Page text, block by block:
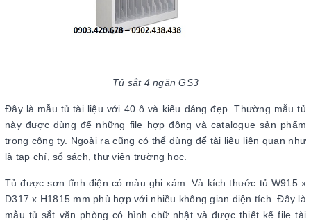
Tủ sắt 4 ngăn GS3
Đây là mẫu tủ tài liệu với 40 ô và kiểu dáng đẹp. Thường mẫu tủ
này được dùng để những file hợp đồng và catalogue sản phẩm
trong công ty. Ngoài ra cũng có thể dùng để tài liệu liên quan như
là tạp chí, sổ sách, thư viện trường học.
Tủ được sơn tĩnh điện có màu ghi xám. Và kích thước tủ W915 x
D317 x H1815 mm phù hợp với nhiều không gian diện tích. Đây là
mẫu tủ sắt văn phòng có hình chữ nhật và được thiết kế file tài